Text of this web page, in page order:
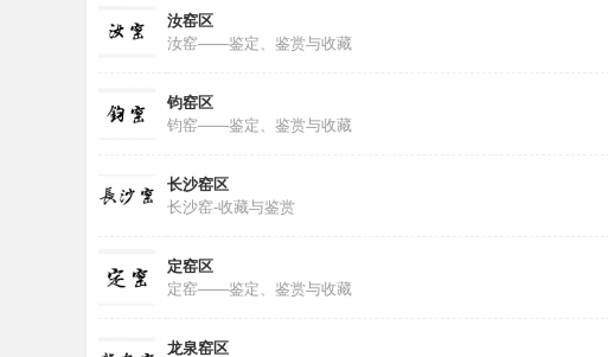
汝窑区
汝窑——鉴定、鉴赏与收藏
钧窑区
钧窑——鉴定、鉴赏与收藏
长沙窑区
长沙窑-收藏与鉴赏
定窑区
定窑——鉴定、鉴赏与收藏
龙泉窑区